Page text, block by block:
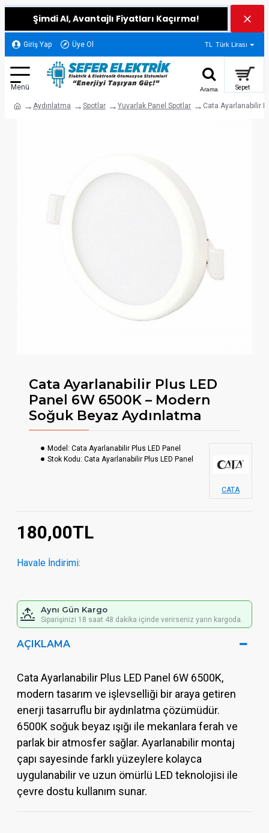
Şimdi Al, Avantajlı Fiyatları Kaçırma!
Giriş Yap Üye Ol TL Türk Lirası
Aydınlatma Spotlar Yuvarlak Panel Spotlar Cata Ayarlanabilir
Cata Ayarlanabilir Plus LED
Panel 6W 6500K – Modern
Soğuk Beyaz Aydınlatma
180,00TL
Havale İndirimi:
Model: Cata Ayarlanabilir Plus LED Panel
Stok Kodu: Cata Ayarlanabilir Plus LED Panel
CATA
Aynı Gün Kargo
Siparişinizi 18 saat 48 dakika içinde verirseniz yarın kargoda.
AÇIKLAMA
Cata Ayarlanabilir Plus LED Panel 6W 6500K,
modern tasarım ve işlevselliği bir araya getiren
enerji tasarruflu bir aydınlatma çözümüdür.
6500K soğuk beyaz ışığı ile mekanlara ferah ve
parlak bir atmosfer sağlar. Ayarlanabilir montaj
çapı sayesinde farklı yüzeylere kolayca
uygulanabilir ve uzun ömürlü LED teknolojisi ile
çevre dostu kullanım sunar.